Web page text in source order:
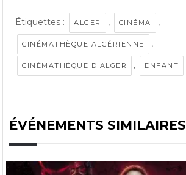
Étiquettes : ALGER , CINÉMA ,
CINÉMATHÈQUE ALGÉRIENNE ,
CINÉMATHÈQUE D'ALGER , ENFANT
ÉVÉNEMENTS SIMILAIRES